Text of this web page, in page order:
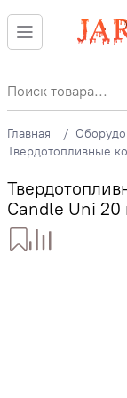
Главная
Твердотопливные
Candle Uni 20